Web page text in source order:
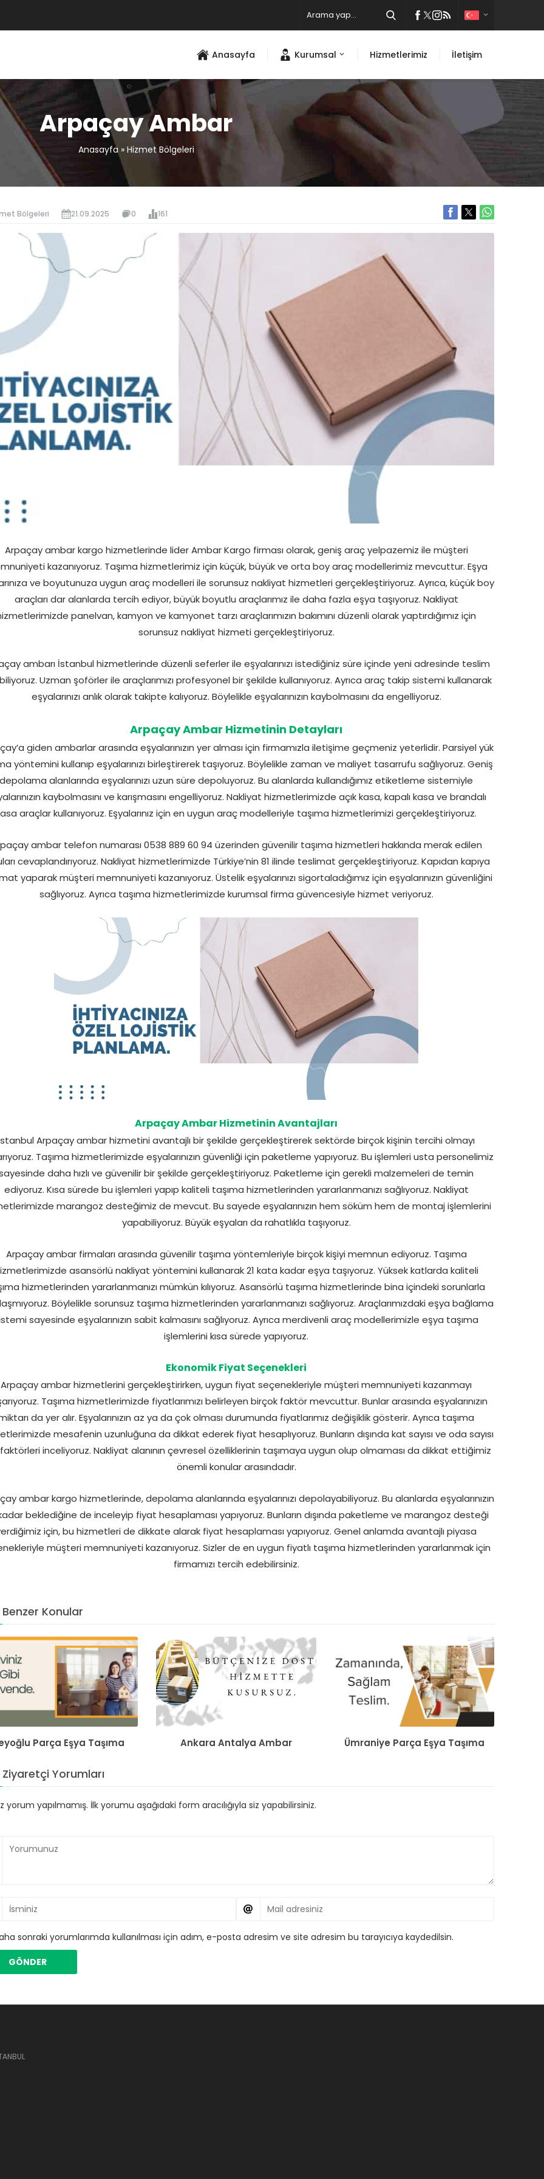
Anasayfa Kurumsal Hizmetlerimiz İletişim
Arpaçay Ambar
Anasayfa» Hizmet Bölgeleri
Bölgeleri 21.09.2025 0 161
Arpaçay ambar kargo hizmetlerinde lider Ambar Kargo firması olarak, geniş araç yelpazemiz ile müşteri
kazanıyoruz. Taşıma hizmetlerimiz için küçük, büyük ve orta boy araç modellerimiz mevcuttur. Eşya
ve boyutunuza uygun araç modelleri ile sorunsuz nakliyat hizmetleri gerçekleştiriyoruz. Ayrıca, küçük boy
araçları dar alanlarda tercih ediyor, büyük boyutlu araçlarımız ile daha fazla eşya taşıyoruz. Nakliyat
panelvan, kamyon ve kamyonet tarzı araçlarımızın bakımını düzenli olarak yaptırdığımız için
sorunsuz nakliyat hizmeti gerçekleştiriyoruz.
ambarı İstanbul hizmetlerinde düzenli seferler ile eşyalarınızı istediğiniz süre içinde yeni adresinde teslim
Uzman şoförler ile araçlarımızı profesyonel bir şekilde kullanıyoruz. Ayrıca araç takip sistemi kullanarak
eşyalarınızı anlık olarak takipte kalıyoruz. Böylelikle eşyalarınızın kaybolmasını da engelliyoruz.
Arpaçay Ambar Hizmetinin Detayları
giden ambarlar arasında eşyalarınızın yer alması için firmamızla iletişime geçmeniz yeterlidir. Parsiyel yük
yöntemini kullanıp eşyalarınızı birleştirerek taşıyoruz. Böylelikle zaman ve maliyet tasarrufu sağlıyoruz. Geniş
depolama alanlarında eşyalarınızı uzun süre depoluyoruz. Bu alanlarda kullandığımız etiketleme sistemiyle
kaybolmasını ve karışmasını engelliyoruz. Nakliyat hizmetlerimizde açık kasa, kapalı kasa ve brandalı
araçlar kullanıyoruz. Eşyalarınız için en uygun araç modelleriyle taşıma hizmetlerimizi gerçekleştiriyoruz.
ambar telefon numarası 0538 889 60 94 üzerinden güvenilir taşıma hizmetleri hakkında merak edilen
cevaplandırıyoruz. Nakliyat hizmetlerimizde Türkiye’nin 81 ilinde teslimat gerçekleştiriyoruz. Kapıdan kapıya
yaparak müşteri memnuniyeti kazanıyoruz. Üstelik eşyalarınızı sigortaladığımız için eşyalarınızın güvenliğini
sağlıyoruz. Ayrıca taşıma hizmetlerimizde kurumsal firma güvencesiyle hizmet veriyoruz.
Arpaçay Ambar Hizmetinin Avantajları
Arpaçay ambar hizmetini avantajlı bir şekilde gerçekleştirerek sektörde birçok kişinin tercihi olmayı
Taşıma hizmetlerimizde eşyalarınızın güvenliği için paketleme yapıyoruz. Bu işlemleri usta personelimiz
daha hızlı ve güvenilir bir şekilde gerçekleştiriyoruz. Paketleme için gerekli malzemeleri de temin
ediyoruz. Kısa sürede bu işlemleri yapıp kaliteli taşıma hizmetlerinden yararlanmanızı sağlıyoruz. Nakliyat
marangoz desteğimiz de mevcut. Bu sayede eşyalarınızın hem söküm hem de montaj işlemlerini
yapabiliyoruz. Büyük eşyaları da rahatlıkla taşıyoruz.
Arpaçay ambar firmaları arasında güvenilir taşıma yöntemleriyle birçok kişiyi memnun ediyoruz. Taşıma
asansörlü nakliyat yöntemini kullanarak 21 kata kadar eşya taşıyoruz. Yüksek katlarda kaliteli
hizmetlerinden yararlanmanızı mümkün kılıyoruz. Asansörlü taşıma hizmetlerinde bina içindeki sorunlarla
Böylelikle sorunsuz taşıma hizmetlerinden yararlanmanızı sağlıyoruz. Araçlarımızdaki eşya bağlama
sayesinde eşyalarınızın sabit kalmasını sağlıyoruz. Ayrıca merdivenli araç modellerimizle eşya taşıma
işlemlerini kısa sürede yapıyoruz.
Ekonomik Fiyat Seçenekleri
Arpaçay ambar hizmetlerini gerçekleştirirken, uygun fiyat seçenekleriyle müşteri memnuniyeti kazanmayı
Taşıma hizmetlerimizde fiyatlarımızı belirleyen birçok faktör mevcuttur. Bunlar arasında eşyalarınızın
da yer alır. Eşyalarınızın az ya da çok olması durumunda fiyatlarımız değişiklik gösterir. Ayrıca taşıma
mesafenin uzunluğuna da dikkat ederek fiyat hesaplıyoruz. Bunların dışında kat sayısı ve oda sayısı
inceliyoruz. Nakliyat alanının çevresel özelliklerinin taşımaya uygun olup olmaması da dikkat ettiğimiz
önemli konular arasındadır.
ambar kargo hizmetlerinde, depolama alanlarında eşyalarınızı depolayabiliyoruz. Bu alanlarda eşyalarınızın
beklediğine de inceleyip fiyat hesaplaması yapıyoruz. Bunların dışında paketleme ve marangoz desteği
için, bu hizmetleri de dikkate alarak fiyat hesaplaması yapıyoruz. Genel anlamda avantajlı piyasa
müşteri memnuniyeti kazanıyoruz. Sizler de en uygun fiyatlı taşıma hizmetlerinden yararlanmak için
firmamızı tercih edebilirsiniz.
Benzer Konular
Parça Eşya Taşıma Ankara Antalya Ambar Ümraniye Parça Eşya Taşıma
Ziyaretçi Yorumları
yorum yapılmamış. İlk yorumu aşağıdaki form aracılığıyla siz yapabilirsiniz.
sonraki yorumlarımda kullanılması için adım, e-posta adresim ve site adresim bu tarayıcıya kaydedilsin.